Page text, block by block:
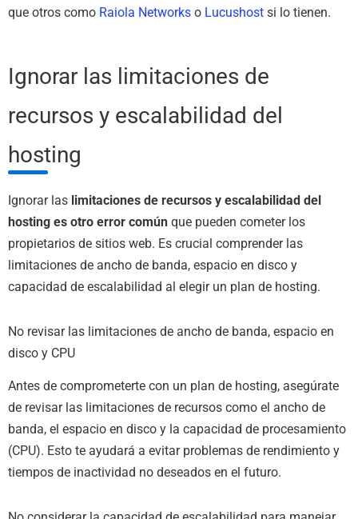
que otros como Raiola Networks o Lucushost si lo tienen.
Ignorar las limitaciones de
recursos y escalabilidad del
hosting
Ignorar las limitaciones de recursos y escalabilidad del
hosting es otro error común que pueden cometer los
propietarios de sitios web. Es crucial comprender las
limitaciones de ancho de banda, espacio en disco y
capacidad de escalabilidad al elegir un plan de hosting.
No revisar las limitaciones de ancho de banda, espacio en
disco y CPU
Antes de comprometerte con un plan de hosting, asegúrate
de revisar las limitaciones de recursos como el ancho de
banda, el espacio en disco y la capacidad de procesamiento
(CPU). Esto te ayudará a evitar problemas de rendimiento y
tiempos de inactividad no deseados en el futuro.